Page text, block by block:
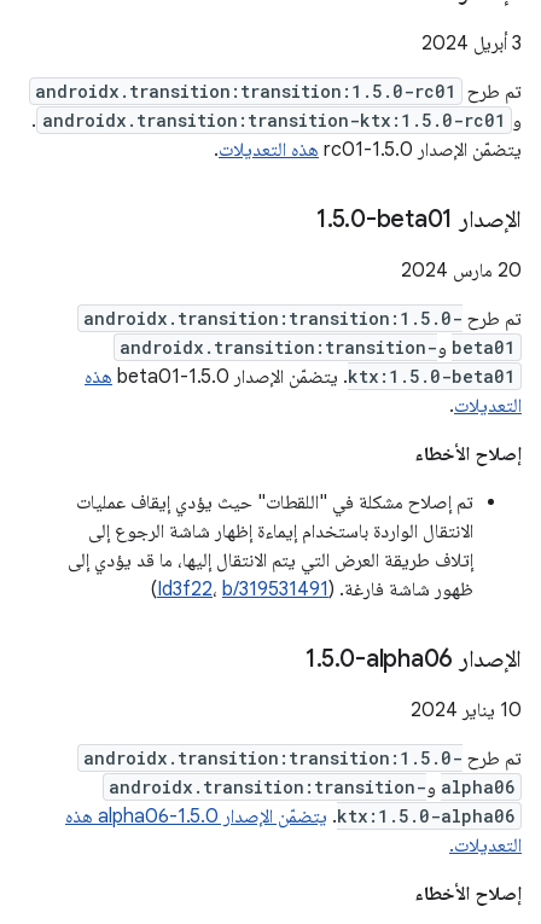
‫3 أبريل 2024
تم طرح
androidx.transition:transition:1.5.0-rc01
و androidx.transition:transition-ktx:1.5.0-rc01
.
يتضمّن الإصدار 1.5.0-rc01
هذه التعديلات.
الإصدار ‎1 .5.0-beta01
‫20 مارس 2024
تم طرح androidx.transition:transition:1.5.0-
beta01 وandroidx.transition:transition-
ktx:1.5.0-beta01. يتضمّن الإصدار 1.5.0-beta01
هذه
التعديلات.
إصلاح الأخطاء
تم إصلاح مشكلة في "اللقطات" حيث يؤدي إيقاف عمليات
الانتقال الواردة باستخدام إيماءة إظهار شاشة الرجوع إلى
إتلاف طريقة العرض التي يتم الانتقال إليها، ما قد يؤدي إلى
ظهور شاشة فارغة. (
Id3f22، b/319531491
)
الإصدار ‎1 .5.0-alpha06
‫10 يناير 2024
تم طرح androidx.transition:transition:1.5.0-
alpha06 وandroidx.transition:transition-
ktx:1.5.0-alpha06
.
يتضمّن الإصدار 1.5.0-alpha06 هذه
التعديلات.
إصلاح الأخطاء